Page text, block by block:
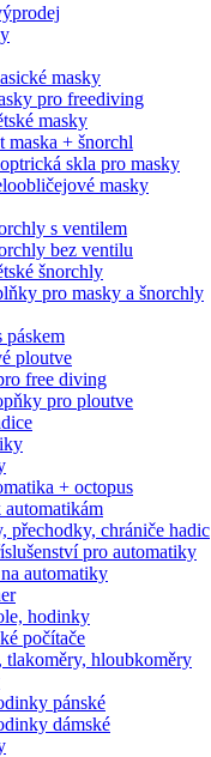
masky
pro freediving
masky
maska + šnorchl
skla pro masky
masky
s ventilem
bez ventilu
šnorchly
pro masky a šnorchly
páskem
ploutve
free diving
pro ploutve
+ octopus
přechodky, chrániče hadic
pro automatiky
automatiky
hodinky
počítače
tlakoměry, hloubkoměry
pánské
dámské